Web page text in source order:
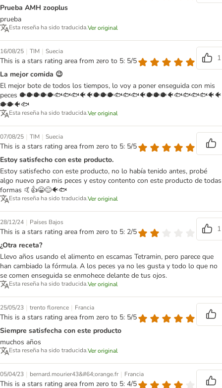
Prueba AMH zooplus
prueba
Esta reseña ha sido traducida.Ver original
16/08/25 | TIM | Suecia
This is a stars rating area from zero to 5: 5/5
1
La mejor comida 😉
El mejor bote de todos los tiempos, lo voy a poner enseguida con mis
peces 🐡🐡🐡🐡🐡🐟🐟🐟🐠🐠🐡🐡🐡🐟🐟🐟🐠🐡🐡🐡🐠🐟🐟🐟🐟🐠🐠
🐡🐡🐠🐟
Esta reseña ha sido traducida.Ver original
07/08/25 | TIM | Suecia
This is a stars rating area from zero to 5: 5/5
Estoy satisfecho con este producto.
Estoy satisfecho con este producto, no lo había tenido antes, probé
algo nuevo para mis peces y estoy contento con este producto de todas
formas 🤙👍😁😊🐠🐟
Esta reseña ha sido traducida.Ver original
28/12/24 | Países Bajos
This is a stars rating area from zero to 5: 2/5
1
¿Otra receta?
Llevo años usando el alimento en escamas Tetramin, pero parece que
han cambiado la fórmula. A los peces ya no les gusta y todo lo que no
se comen enseguida se enmohece delante de tus ojos.
Esta reseña ha sido traducida.Ver original
25/05/23 | trento florence | Francia
This is a stars rating area from zero to 5: 5/5
Siempre satisfecha con este producto
muchos años
Esta reseña ha sido traducida.Ver original
05/04/23 | bernard.mourier43&#64;orange.fr | Francia
This is a stars rating area from zero to 5: 4/5